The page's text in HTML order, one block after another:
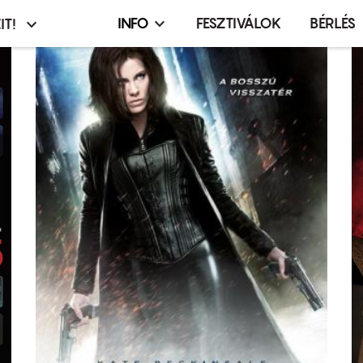
Infó,
esemény,
terembérlés
menü
INFO FESZTIVÁLOK BÉRLÉS